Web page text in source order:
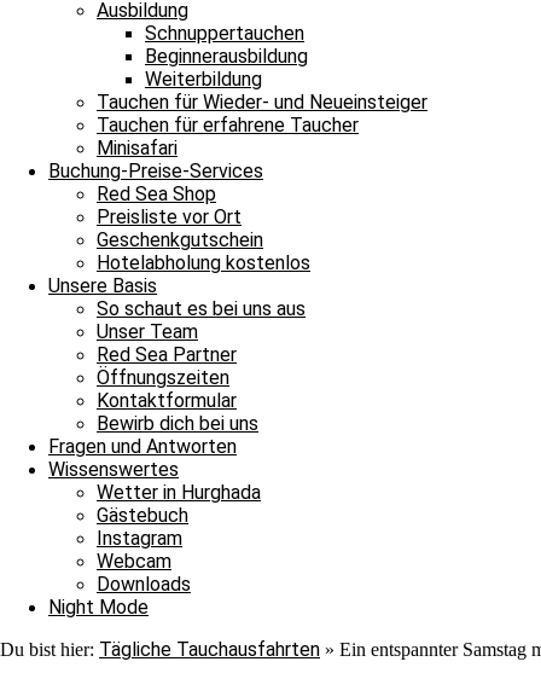
Ausbildung
Schnuppertauchen
Beginnerausbildung
Weiterbildung
Tauchen für Wieder- und Neueinsteiger
Tauchen für erfahrene Taucher
Minisafari
Buchung-Preise-Services
Red Sea Shop
Preisliste vor Ort
Geschenkgutschein
Hotelabholung kostenlos
Unsere Basis
So schaut es bei uns aus
Unser Team
Red Sea Partner
Öffnungszeiten
Kontaktformular
Bewirb dich bei uns
Fragen und Antworten
Wissenswertes
Wetter in Hurghada
Gästebuch
Instagram
Webcam
Downloads
Night Mode
Du bist hier: Tägliche Tauchausfahrten » Ein entspannter Samstag
Maria
Hamdy